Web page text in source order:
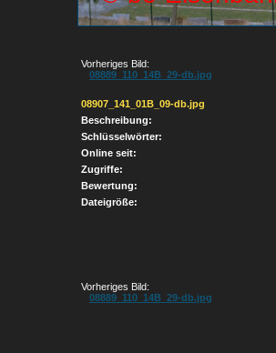
Vorheriges Bild:
08889_110_14B_29-db.jpg
08907_141_01B_09-db.jpg
Beschreibung:
Schlüsselwörter:
Online seit:
Zugriffe:
Bewertung:
Dateigröße:
Vorheriges Bild:
08889_110_14B_29-db.jpg